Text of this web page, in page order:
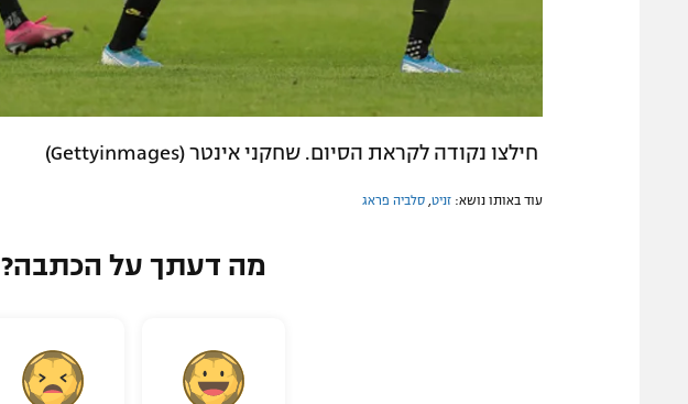
חילצו נקודה לקראת הסיום. שחקני אינטר (Gettyinmages)
עוד באותו נושא: זניט סלביה פראג
מה דעתך על הכתבה?